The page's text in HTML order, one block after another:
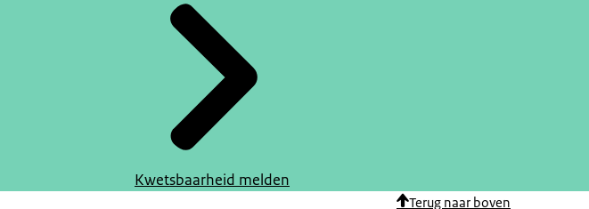
Kwetsbaarheid melden
Terug naar boven